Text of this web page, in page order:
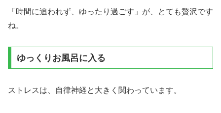
「時間に追われず、ゆったり過ごす」が、とても贅沢です
ね。
ゆっくりお風呂に入る
ストレスは、自律神経と大きく関わっています。